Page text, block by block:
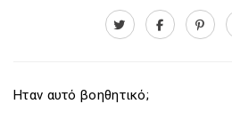
Ηταν αυτό βοηθητικό;